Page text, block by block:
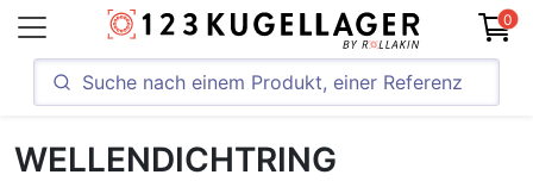
0
WELLENDICHTRING